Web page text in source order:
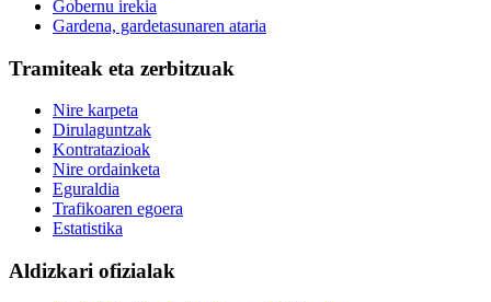
Gobernu irekia
Gardena, gardetasunaren ataria
Tramiteak eta zerbitzuak
Nire karpeta
Dirulaguntzak
Kontratazioak
Nire ordainketa
Eguraldia
Trafikoaren egoera
Estatistika
Aldizkari ofizialak